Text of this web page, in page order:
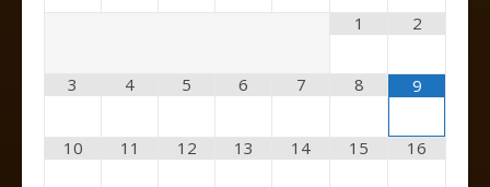
1
2
3 4 5 6 7 8 9
10 11 12 13 14 15 16